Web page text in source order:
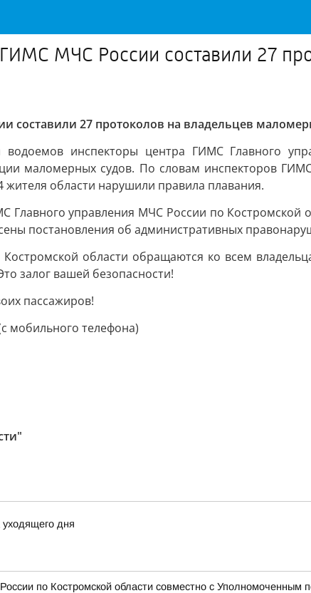
МЧС России составили 27
составили 27 протоколов на владельцев
инспекторы центра ГИМС Главного
маломерных судов. По словам инспекторов
жителя области нарушили правила плавания.
Главного управления МЧС России по Костромской
постановления об административных
области обращаются ко всем
залог вашей безопасности!
пассажиров!
мобильного телефона)
дня
по Костромской области совместно с Уполномоченным